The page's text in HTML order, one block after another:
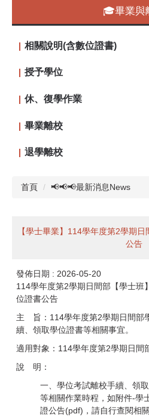
🎓畢業與
相關說明(含數位證書)
授予學位
休、復學作業
畢業離校
退學離校
首頁 📢📢📢最新消息News
【學士畢業】114學年度第2學期
公告
發佈日期 : 2026-05-20
114學年度第2學期日間部【學士班
位證書公告
主 旨：114學年度第2學期日間部
續、領取學位證書等相關事宜。
適用對象：114學年度第2學期日間
說 明：
一、學位考試離校手續、領
等相關作業時程，如附件-學
證公告(pdf)，請自行查閱相關